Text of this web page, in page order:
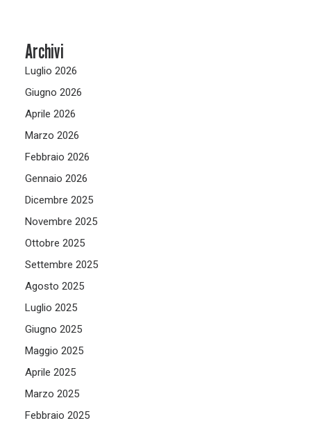
Archivi
Luglio 2026
Giugno 2026
Aprile 2026
Marzo 2026
Febbraio 2026
Gennaio 2026
Dicembre 2025
Novembre 2025
Ottobre 2025
Settembre 2025
Agosto 2025
Luglio 2025
Giugno 2025
Maggio 2025
Aprile 2025
Marzo 2025
Febbraio 2025